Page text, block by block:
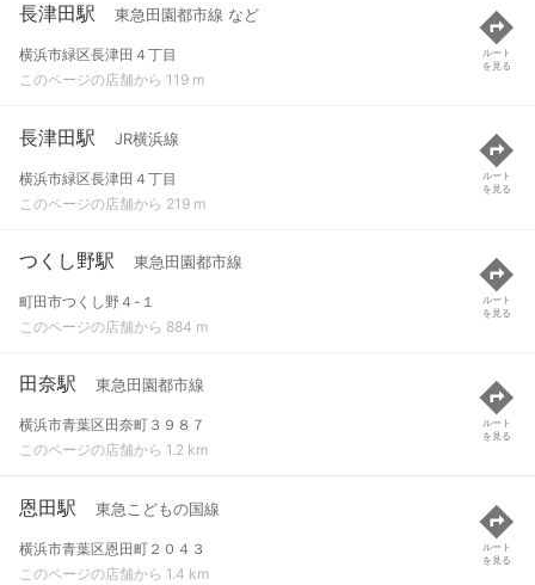
長津田駅 東急田園都市線 など
横浜市緑区長津田４丁目
このページの店舗から 119 m
ルート
を見る
長津田駅 JR横浜線
横浜市緑区長津田４丁目
このページの店舗から 219 m
ルート
を見る
つくし野駅 東急田園都市線
町田市つくし野４-１
このページの店舗から 884 m
ルート
を見る
田奈駅 東急田園都市線
横浜市青葉区田奈町３９８７
このページの店舗から 1.2 km
ルート
を見る
恩田駅 東急こどもの国線
横浜市青葉区恩田町２０４３
このページの店舗から 1.4 km
ルート
を見る